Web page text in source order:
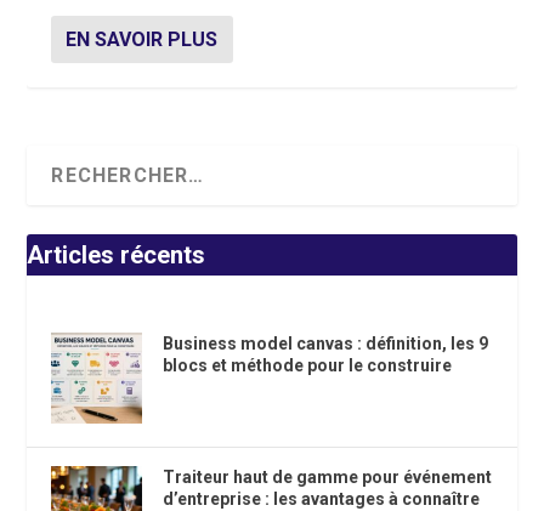
EN SAVOIR PLUS
Articles récents
Business model canvas : définition, les 9
blocs et méthode pour le construire
Traiteur haut de gamme pour événement
d’entreprise : les avantages à connaître